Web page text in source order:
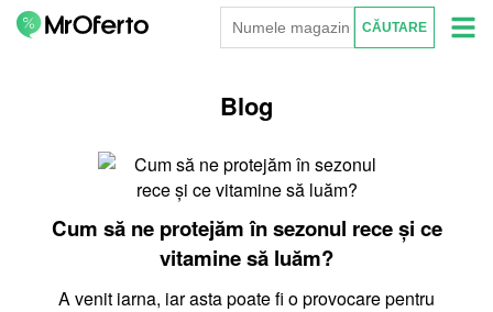
Blog
Cum să ne protejăm în sezonul rece și ce
vitamine să luăm?
A venit iarna, iar asta poate fi o provocare pentru